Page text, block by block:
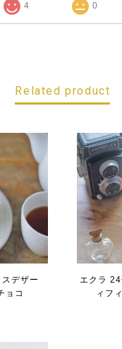
4 0
Related product
デザー
ョコ
エクラ
ィフ